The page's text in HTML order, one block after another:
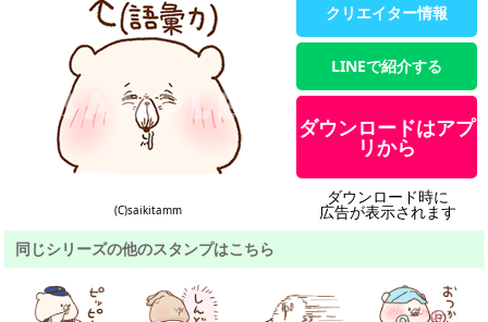
(C)saikitamm
クリエイター情報
LINEで紹介する
ダウンロードはアプ
リから
ダウンロード時に
広告が表示されます
同じシリーズの他のスタンプはこちら